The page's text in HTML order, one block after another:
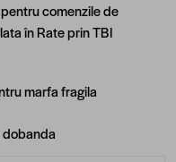
comenzile de
în Rate prin TBI
marfa fragila
dobanda